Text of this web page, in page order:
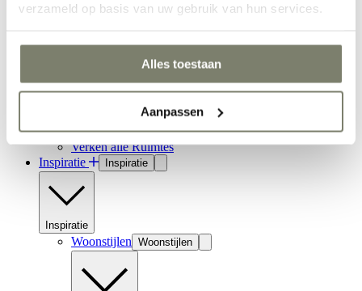
verzameld op basis van uw gebruik van hun services.
Alles toestaan
Aanpassen
Hal inrichten
Verken alle Ruimtes
Inspiratie
Inspiratie
Inspiratie
Woonstijlen Woonstijlen